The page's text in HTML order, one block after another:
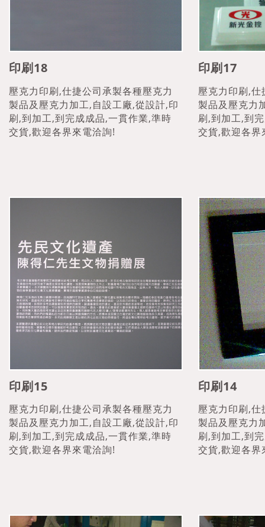
印刷18
壓克力印刷,仕捷公司承製各種壓克力
製品及壓克力加工,自設工廠,從設計,印
刷,到加工,到完成成品,一貫作業,準時
交貨,歡迎各界來電洽詢!
印刷17
壓克力印刷,
製品及壓克力
刷,到加工,到
交貨,歡迎各界
印刷15
壓克力印刷,仕捷公司承製各種壓克力
製品及壓克力加工,自設工廠,從設計,印
刷,到加工,到完成成品,一貫作業,準時
交貨,歡迎各界來電洽詢!
印刷14
壓克力印刷,
製品及壓克力
刷,到加工,到
交貨,歡迎各界